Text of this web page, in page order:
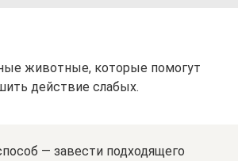
животные, которые помогут
действие слабых.
— завести подходящего